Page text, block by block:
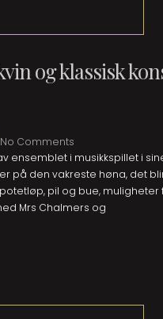
og klassisk
No Comments
ensemblet i musikkspillet i
på den vakreste høna, det
pil og bue, muligheter
Mrs Chalmers og